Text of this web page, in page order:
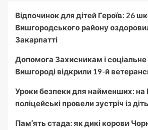
Відпочинок для дітей Героїв: 26
Вишгородського району
Закарпатті
Допомога Захисникам і соціальне
Вишгороді відкрили 19-й
Уроки безпеки для найменших:
поліцейські провели зустріч із
Пам’ять стада: як дикі корови